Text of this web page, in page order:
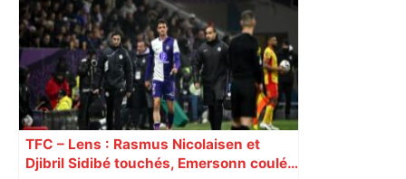
TFC – Lens : Rasmus Nicolaisen et
Djibril Sidibé touchés, Emersonn coulé…